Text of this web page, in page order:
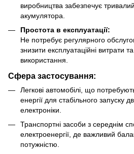
виробництва забезпечує
акумулятора.
Простота в експлуатації:
Не потребує регулярного
знизити експлуатаційні витрати
використання.
Сфера застосування:
Легкові автомобілі, що
енергії для стабільного запуску
електроніки.
Транспортні засоби з середнім
електроенергії, де важливий
потужністю.